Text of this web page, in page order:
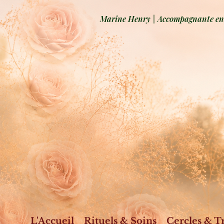
Marine Henry | Accompagnante
L'Accueil Rituels & Soins Cercles &